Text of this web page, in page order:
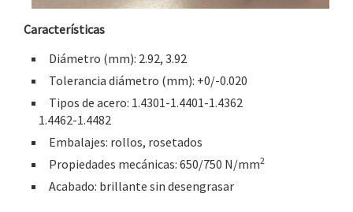
Características
Diámetro (mm): 2.92, 3.92
Tolerancia diámetro (mm): +0/-0.020
Tipos de acero: 1.4301-1.4401-1.4362
1.4462-1.4482
Embalajes: rollos, rosetados
Propiedades mecánicas: 650/750 N/mm2
Acabado: brillante sin desengrasar